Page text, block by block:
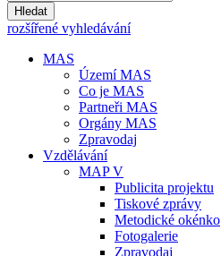
Hledat
rozšířené vyhledávání
MAS
Území MAS
Co je MAS
Partneři MAS
Orgány MAS
Zpravodaj
Vzdělávání
MAP V
Publicita projektu
Tiskové zprávy
Metodické okénko
Fotogalerie
Zpravodaj